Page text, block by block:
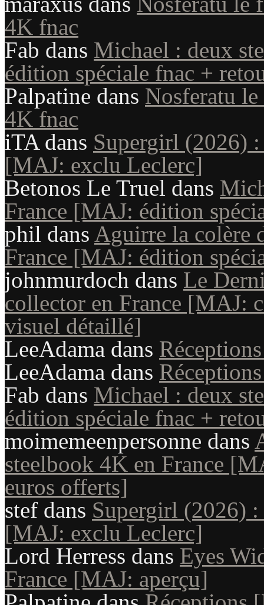
4K fnac
Fab dans Michael : deux
édition spéciale fnac +
Palpatine dans Nosferatu
4K fnac
iTAdans Supergirl (2026)
[MAJ: exclu Leclerc]
Betonos Le Truel dans
France [MAJ: édition
phil dans Aguirre la colère
France [MAJ: édition
johnmurdoch dans Le
collector en France [MAJ:
visuel détaillé]
LeeAdama dans
LeeAdama dans
Fab dans Michael : deux
édition spéciale fnac +
moimemeenpersonne dans
steelbook 4K en France
euros offerts]
stef dans Supergirl (2026)
[MAJ: exclu Leclerc]
Lord Herress dans Eyes
France [MAJ: aperçu]